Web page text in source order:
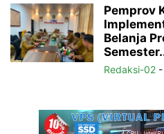
Pemprov
Belanja
Redaksi-02 -